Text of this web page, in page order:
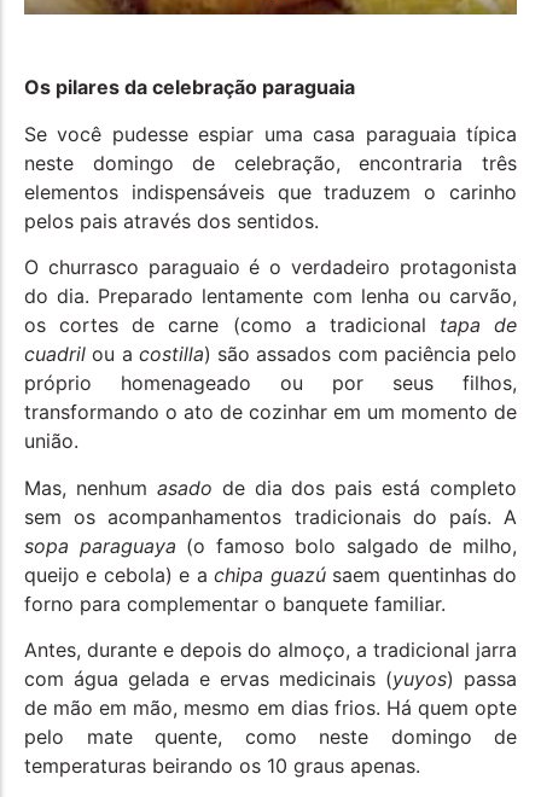
Os pilares da celebração paraguaia
Se você pudesse espiar uma casa paraguaia típica
neste domingo de celebração, encontraria três
elementos indispensáveis que traduzem o carinho
pelos pais através dos sentidos.
O churrasco paraguaio é o verdadeiro protagonista
do dia. Preparado lentamente com lenha ou carvão,
os cortes de carne (como a tradicional tapa de
cuadril ou a costilla) são assados com paciência pelo
próprio homenageado ou por seus filhos,
transformando o ato de cozinhar em um momento de
união.
Mas, nenhum asado de dia dos pais está completo
sem os acompanhamentos tradicionais do país. A
sopa paraguaya (o famoso bolo salgado de milho,
queijo e cebola) e achipa guazúsaem quentinhas do
forno para complementar o banquete familiar.
Antes, durante e depois do almoço, a tradicional jarra
com água gelada e ervas medicinais (yuyos) passa
de mão em mão, mesmo em dias frios. Há quem opte
pelo mate quente, como neste domingo de
temperaturas beirando os 10 graus apenas.